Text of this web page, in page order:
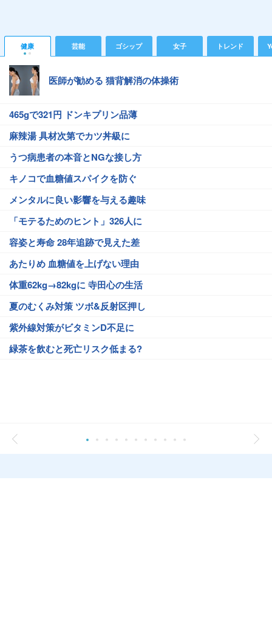
健康 芸能 ゴシップ 女子 トレンド
医師が勧める 猫背解消の体操術
465gで321円 ドンキプリン品薄
麻辣湯 具材次第でカツ丼級に
うつ病患者の本音とNGな接し方
キノコで血糖値スパイクを防ぐ
メンタルに良い影響を与える趣味
「モテるためのヒント」326人に
容姿と寿命 28年追跡で見えた差
あたりめ 血糖値を上げない理由
体重62kg→82kgに 寺田心の生活
夏のむくみ対策 ツボ&反射区押し
紫外線対策がビタミンD不足に
緑茶を飲むと死亡リスク低まる?